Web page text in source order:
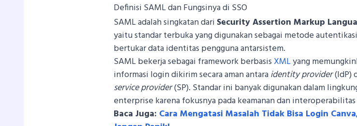
Definisi SAML dan Fungsinya di SSO
SAML adalah singkatan dari Security Assertion Markup
yaitu standar terbuka yang digunakan sebagai metode
bertukar data identitas pengguna antarsistem.
SAML bekerja sebagai framework berbasis XMLyang
informasi login dikirim secara aman antaraidentity provider(IdP)
service provider(SP). Standar ini banyak digunakan dalam
enterprise karena fokusnya pada keamanan dan
Baca Juga: Cara Mengatasi Masalah Tidak Bisa Login